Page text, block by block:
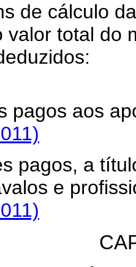
de cálculo
valor total do
pagos aos
pagos, a
e